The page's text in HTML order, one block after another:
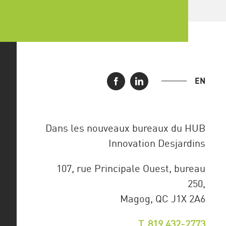
EN
Dans les nouveaux bureaux du HUB
Innovation Desjardins
107, rue Principale Ouest, bureau
250,
Magog, QC J1X 2A6